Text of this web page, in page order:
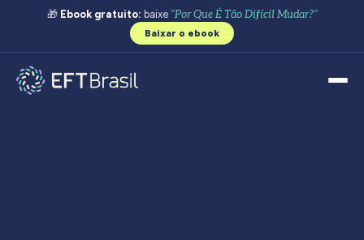
🎁 Ebook gratuito: baixe "Por Que É Tão Difícil Mudar?"
Baixar o ebook